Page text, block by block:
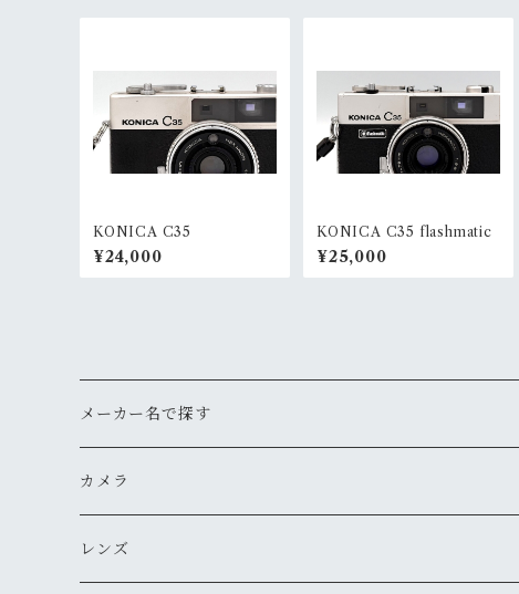
KONICA C35
¥24,000
KONICA C35 flashmatic
¥25,000
メーカー名で探す
ペンタックス
オリンパス
カメラ
用途から探す
レンズ